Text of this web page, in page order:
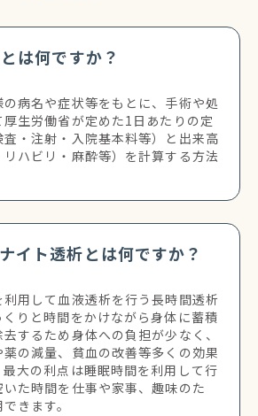
は何ですか？
病名や症状等をもとに、手術や処
生労働省が定めた1日あたりの定
・注射・入院基本料等）と出来高
ハビリ・麻酔等）を計算する方法
イト透析とは何ですか？
用して血液透析を行う長時間透析
りと時間をかけながら身体に蓄積
するため身体への負担が少なく、
の減量、貧血の改善等多くの効果
大の利点は睡眠時間を利用して行
た時間を仕事や家事、趣味のた
きます。